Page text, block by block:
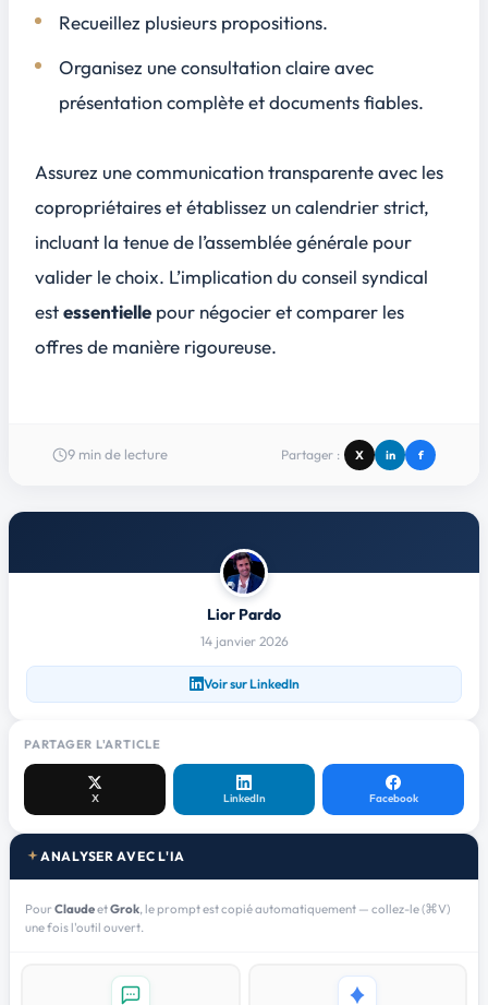
Recueillez plusieurs propositions.
Organisez une consultation claire avec
présentation complète et documents fiables.
Assurez unecommunication transparenteavec les
copropriétaires et établissez un calendrier strict,
incluant la tenue de l’assemblée générale pour
valider le choix. L’implication du conseil syndical
estessentielle pour négocier et comparer les
offres de manière rigoureuse.
9 min de lecture Partager : X in f
Lior Pardo
14 janvier 2026
Voir sur LinkedIn
PARTAGER L'ARTICLE
X LinkedIn Facebook
ANALYSER AVEC L'IA
PourClaudeetGrok, le prompt est copié automatiquement — collez-le (⌘V)
une fois l'outil ouvert.